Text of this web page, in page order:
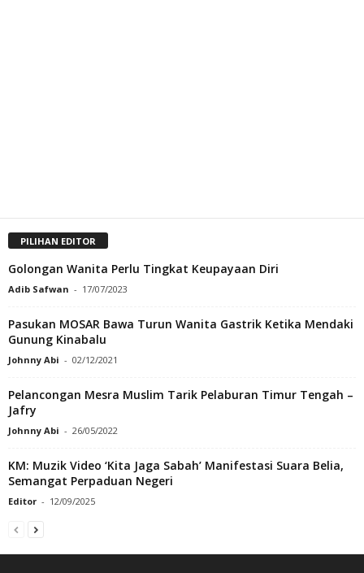
PILIHAN EDITOR
Golongan Wanita Perlu Tingkat Keupayaan Diri
Adib Safwan - 17/07/2023
Pasukan MOSAR Bawa Turun Wanita Gastrik Ketika Mendaki
Gunung Kinabalu
Johnny Abi - 02/12/2021
Pelancongan Mesra Muslim Tarik Pelaburan Timur Tengah –
Jafry
Johnny Abi - 26/05/2022
KM: Muzik Video ‘Kita Jaga Sabah’ Manifestasi Suara Belia,
Semangat Perpaduan Negeri
Editor - 12/09/2025